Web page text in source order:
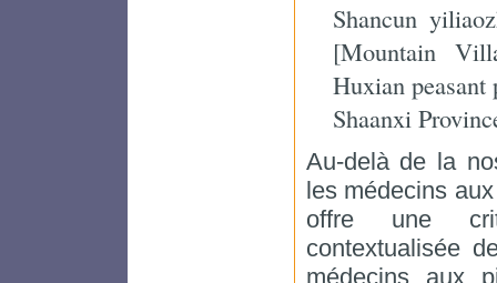
Shancun
[Mountain
Huxian
Shaanxi
Au-delà de la
les médecins
offre une
contextualisée
médecins aux